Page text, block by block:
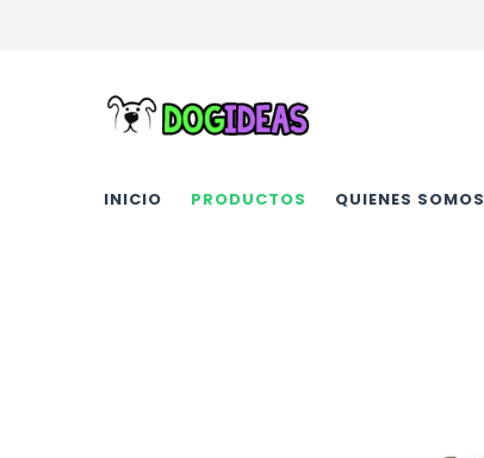
INICIO PRODUCTOS QUIENES SOMOS